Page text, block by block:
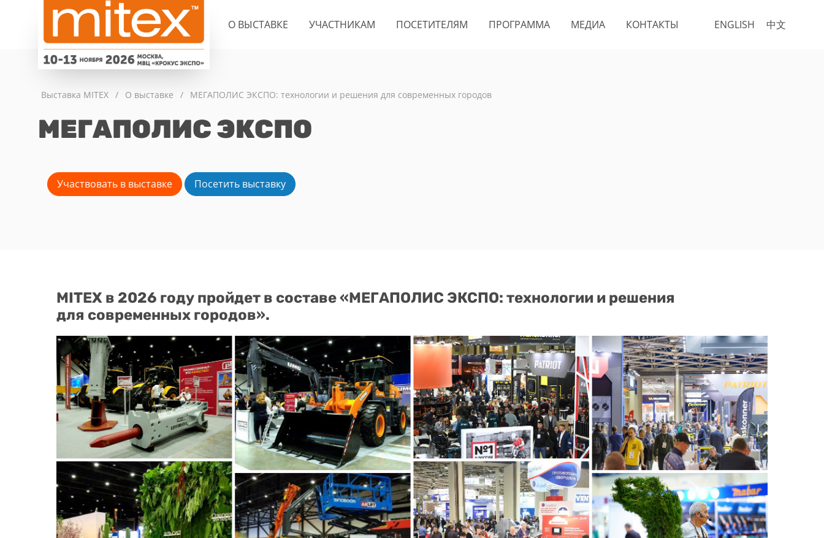
ENGLISH 中文
О ВЫСТАВКЕ УЧАСТНИКАМ ПОСЕТИТЕЛЯМ ПРОГРАММА МЕДИА КОНТАКТЫ
Выставка MITEX / О выставке / МЕГАПОЛИС ЭКСПО: технологии и решения для современных городов
МЕГАПОЛИС ЭКСПО
Участвовать в выставке Посетить выставку
MITEX в 2026 году пройдет в составе «МЕГАПОЛИС ЭКСПО: технологии и решения
для современных городов».